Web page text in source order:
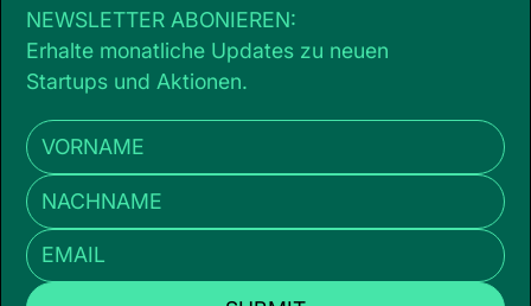
NEWSLETTER ABONIEREN:
Erhalte monatliche Updates zu neuen
Startups und Aktionen.